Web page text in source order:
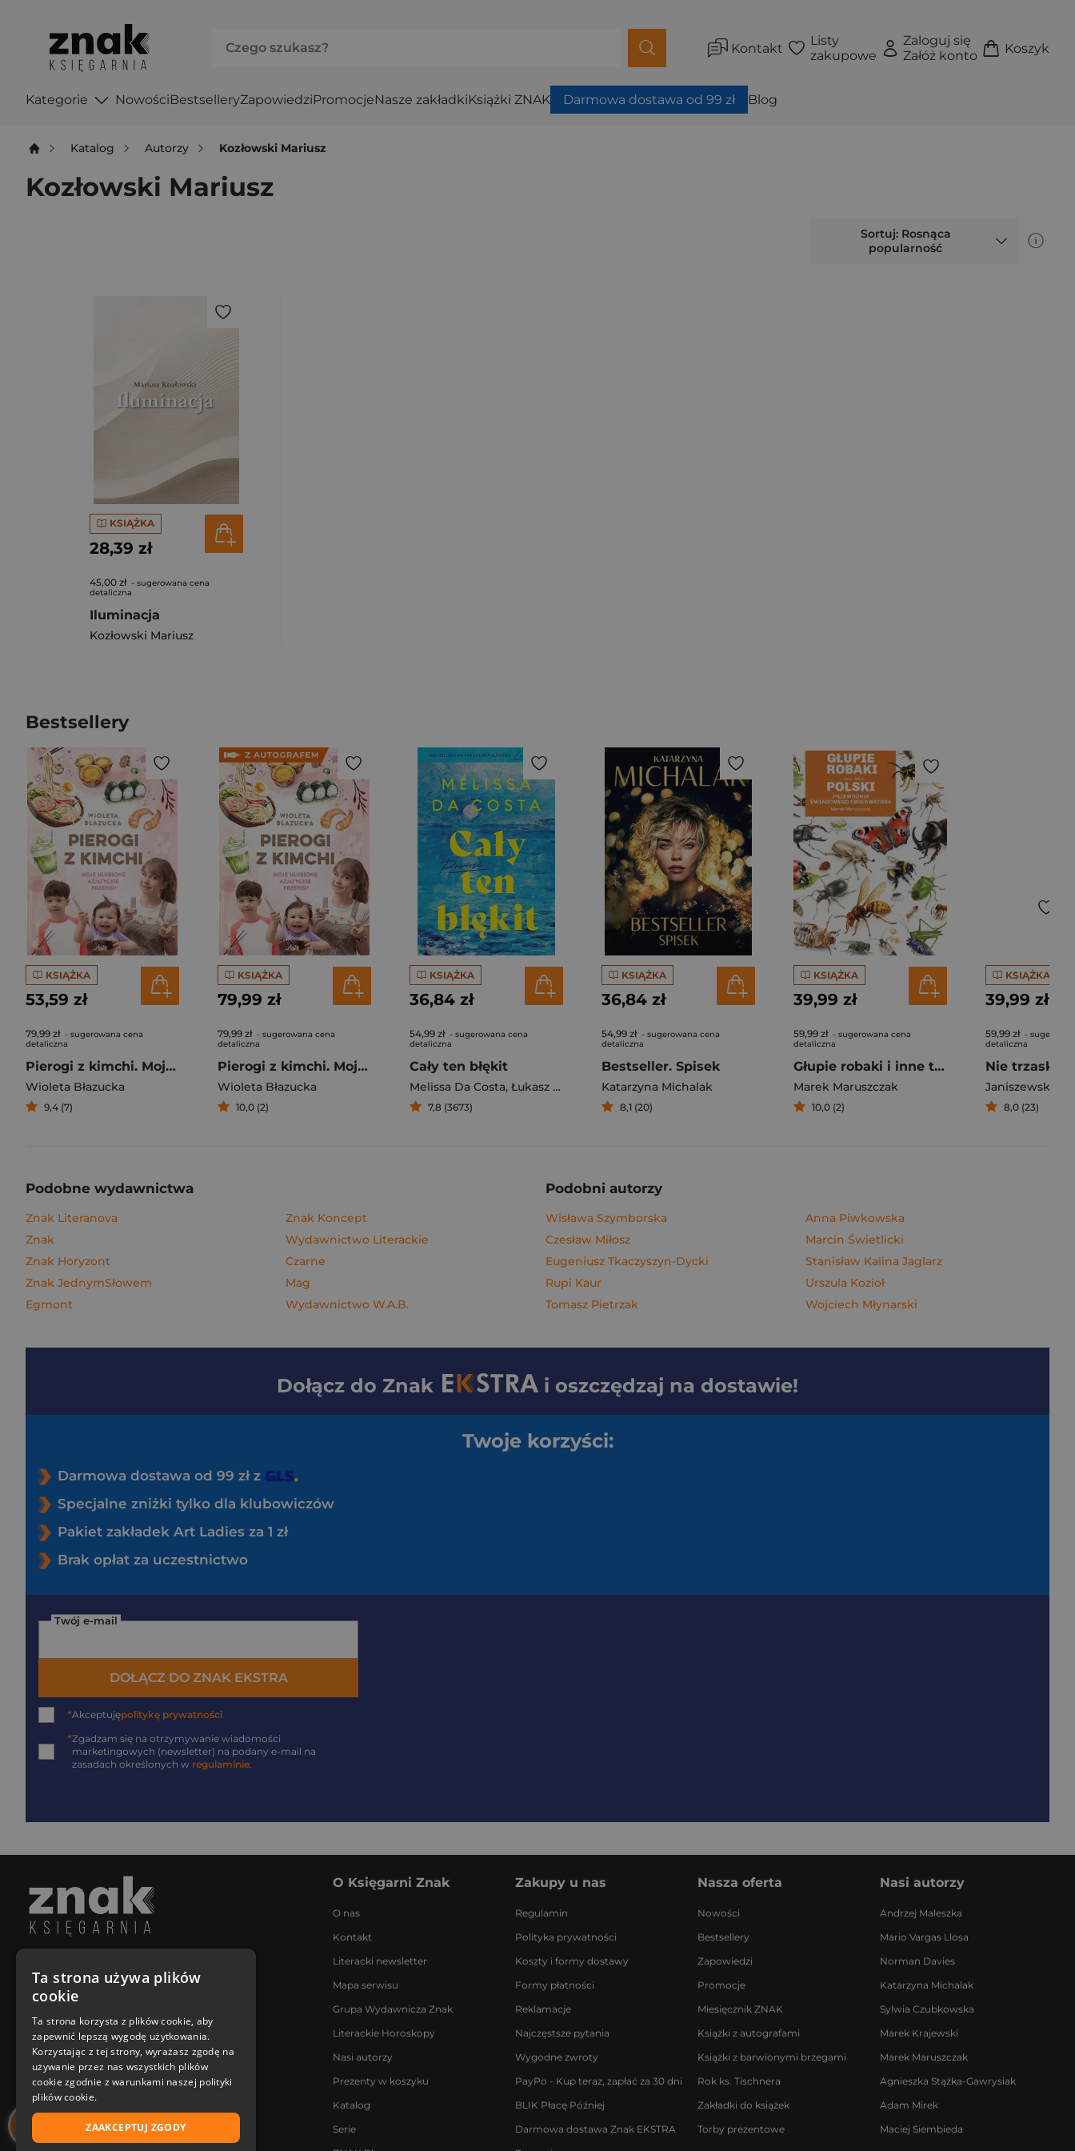
Kontakt
Listy
zakupowe
Zaloguj się
Załóż konto
Koszyk
Kategorie NowościBestselleryZapowiedziPromocjeNasze zakładkiKsiążki ZNAK Darmowa dostawa od 99 zł Blog
Katalog Autorzy Kozłowski Mariusz
Kozłowski Mariusz
Sortuj: Rosnąca
popularność
KSIĄŻKA
28,39 zł
45,00 zł - sugerowana cena
detaliczna
Iluminacja
Kozłowski Mariusz
Bestsellery
KSIĄŻKA
53,59 zł
79,99 zł - sugerowana cena
detaliczna
Pierogi z kimchi. Moje ulubione azjatyckie przepisy
Wioleta Błazucka
9,4 (7)
KSIĄŻKA
79,99 zł
79,99 zł - sugerowana cena
detaliczna
Pierogi z kimchi. Moje ulubione azjatyckie przepisy - książka z autografem
Wioleta Błazucka
10,0 (2)
KSIĄŻKA
36,84 zł
54,99 zł - sugerowana cena
detaliczna
Cały ten błękit
Melissa Da Costa, Łukasz Müller
7,8 (3673)
KSIĄŻKA
36,84 zł
54,99 zł - sugerowana cena
detaliczna
Bestseller. Spisek
Katarzyna Michalak
8,1 (20)
KSIĄŻKA
39,99 zł
59,99 zł - sugerowana cena
detaliczna
Głupie robaki i inne takie Polski
Marek Maruszczak
10,0 (2)
KSIĄŻKA
39,99 zł
59,99 zł -
detaliczna
Janiszewska
8,0 (23)
Podobne wydawnictwa
Znak Literanova
Znak
Znak Horyzont
Znak JednymSłowem
Egmont
Znak Koncept
Wydawnictwo Literackie
Czarne
Mag
Wydawnictwo W.A.B.
Podobni autorzy
Wisława Szymborska
Czesław Miłosz
Eugeniusz Tkaczyszyn-Dycki
Rupi Kaur
Tomasz Pietrzak
Anna Piwkowska
Marcin Świetlicki
Stanisław Kalina Jaglarz
Urszula Kozioł
Wojciech Młynarski
Dołącz do Znak i oszczędzaj na dostawie!
Twoje korzyści:
Darmowa dostawa od 99 zł z
Specjalne zniżki tylko dla klubowiczów
Pakiet zakładek Art Ladies za 1 zł
Brak opłat za uczestnictwo
Twój e-mail
DOŁĄCZ DO ZNAK EKSTRA
*Akceptujępolitykę prywatności
*Zgadzam się na otrzymywanie wiadomości
marketingowych (newsletter) na podany e-mail na
zasadach określonych w regulaminie.
Poniedziałek - Piątek
8:00 - 18:00
[email protected]
Bądź z nami na bieżąco
O Księgarni Znak
O nas
Kontakt
Literacki newsletter
Mapa serwisu
Grupa Wydawnicza Znak
Literackie Horoskopy
Nasi autorzy
Prezenty w koszyku
Katalog
Serie
Zakupy u nas
Regulamin
Polityka prywatności
Koszty i formy dostawy
Formy płatności
Reklamacje
Najczęstsze pytania
Wygodne zwroty
PayPo - Kup teraz, zapłać za 30 dni
BLIK Płacę Później
Darmowa dostawa Znak EKSTRA
Nasza oferta
Nowości
Bestsellery
Zapowiedzi
Promocje
Miesięcznik ZNAK
Książki z autografami
Książki z barwionymi brzegami
Rok ks. Tischnera
Zakładki do książek
Torby prezentowe
Nasi autorzy
Andrzej Maleszka
Mario Vargas Llosa
Norman Davies
Katarzyna Michalak
Sylwia Czubkowska
Marek Krajewski
Marek Maruszczak
Agnieszka Stążka-Gawrysiak
Adam Mirek
Maciej Siembieda
Ta strona używa plików
cookie
Ta strona korzysta z plików cookie, aby
zapewnić lepszą wygodę użytkowania.
Korzystając z tej strony, wyrażasz zgodę na
używanie przez nas wszystkich plików
cookie zgodnie z warunkami naszej polityki
plików cookie.
ZAAKCEPTUJ ZGODY